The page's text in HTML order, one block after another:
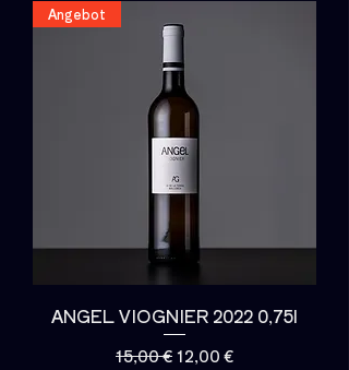
Angebot
ANGEL VIOGNIER 2022 0,75l
Standardpreis
15,00 €Sale-Preis
12,00 €